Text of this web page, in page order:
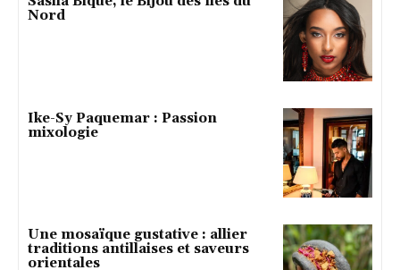
Nord
Ike-Sy Paquemar : Passion
mixologie
Une mosaïque gustative : allier
traditions antillaises et saveurs
orientales